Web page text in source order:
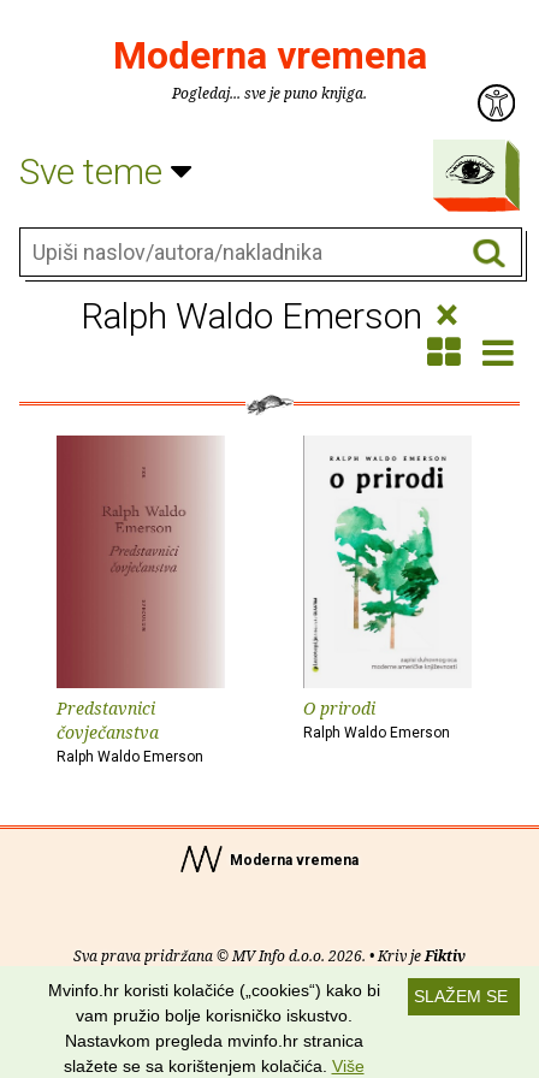
Moderna vremena
Pogledaj... sve je puno knjiga.
Sve teme
Ralph Waldo Emerson ×
Predstavnici
čovječanstva
Ralph Waldo Emerson
O prirodi
Ralph Waldo Emerson
Moderna vremena
Sva prava pridržana © MV Info d.o.o. 2026. • Kriv jeFiktiv
Uvjeti korištenja RSS kanali
Potraži nas na:
SLAŽEM SE
Mvinfo.hr koristi kolačiće („cookies“) kako bi
vam pružio bolje korisničko iskustvo.
Nastavkom pregleda mvinfo.hr stranica
slažete se sa korištenjem kolačića. Više